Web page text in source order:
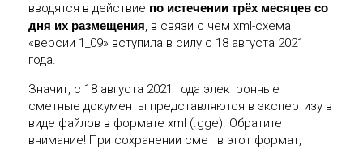
вводятся в действие по истечении трёх месяцев со
дня их размещения, в связи с чем xml-схема
«версии 1_09» вступила в силу с 18 августа 2021
года.
Значит, с 18 августа 2021 года электронные
сметные документы представляются в экспертизу в
виде файлов в формате xml (.gge). Обратите
внимание! При сохранении смет в этот формат,